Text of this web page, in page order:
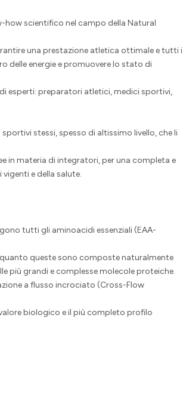
how scientifico nel campo della Natural
una prestazione atletica ottimale e tutti i
delle energie e promuovere lo stato di
esperti: preparatori atletici, medici sportivi,
stessi, spesso di altissimo livello, che li
in materia di integratori, per una completa e
e della salute.
tutti gli aminoacidi essenziali (EAA-
queste sono composte naturalmente
più grandi e complesse molecole proteiche.
a flusso incrociato (Cross-Flow
biologico e il più completo profilo